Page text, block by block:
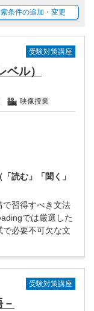
条件の追加・変更
受験対策講座
ル）
映像授業
読む」「聞く」
で習得すべき文法
では厳選した
必要不可欠な文
受験対策講座